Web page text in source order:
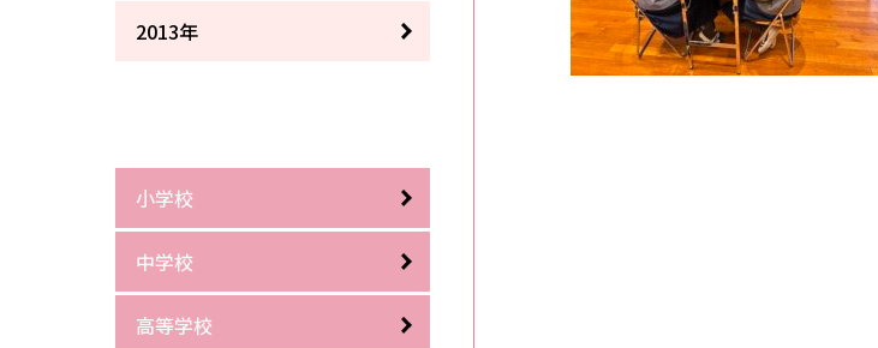
2013年
小学校
中学校
高等学校